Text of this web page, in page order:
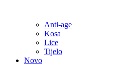
Anti-age
Kosa
Lice
Tijelo
Novo